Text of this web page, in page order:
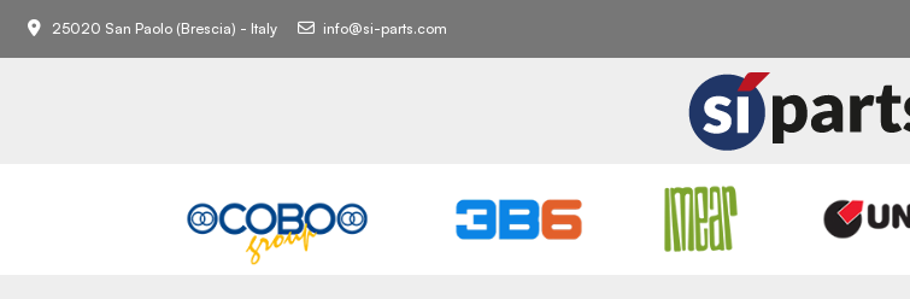
25020 San Paolo (Brescia) - Italy info@si-parts.com